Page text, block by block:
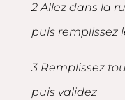
2 Allez dans la
puis remplissez
3 Remplissez
puis validez